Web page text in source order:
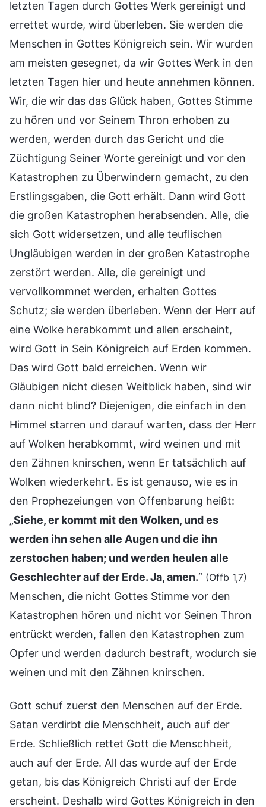
letzten Tagen durch Gottes Werk gereinigt und
errettet wurde, wird überleben. Sie werden die
Menschen in Gottes Königreich sein. Wir wurden
am meisten gesegnet, da wir Gottes Werk in den
letzten Tagen hier und heute annehmen können.
Wir, die wir das das Glück haben, Gottes Stimme
zu hören und vor Seinem Thron erhoben zu
werden, werden durch das Gericht und die
Züchtigung Seiner Worte gereinigt und vor den
Katastrophen zu Überwindern gemacht, zu den
Erstlingsgaben, die Gott erhält. Dann wird Gott
die großen Katastrophen herabsenden. Alle, die
sich Gott widersetzen, und alle teuflischen
Ungläubigen werden in der großen Katastrophe
zerstört werden. Alle, die gereinigt und
vervollkommnet werden, erhalten Gottes
Schutz; sie werden überleben. Wenn der Herr auf
eine Wolke herabkommt und allen erscheint,
wird Gott in Sein Königreich auf Erden kommen.
Das wird Gott bald erreichen. Wenn wir
Gläubigen nicht diesen Weitblick haben, sind wir
dann nicht blind? Diejenigen, die einfach in den
Himmel starren und darauf warten, dass der Herr
auf Wolken herabkommt, wird weinen und mit
den Zähnen knirschen, wenn Er tatsächlich auf
Wolken wiederkehrt. Es ist genauso, wie es in
den Prophezeiungen von Offenbarung heißt:
„Siehe, er kommt mit den Wolken, und es
werden ihn sehen alle Augen und die ihn
zerstochen haben; und werden heulen alle
Geschlechter auf der Erde. Ja, amen.“ (Offb 1,7)
Menschen, die nicht Gottes Stimme vor den
Katastrophen hören und nicht vor Seinen Thron
entrückt werden, fallen den Katastrophen zum
Opfer und werden dadurch bestraft, wodurch sie
weinen und mit den Zähnen knirschen.
Gott schuf zuerst den Menschen auf der Erde.
Satan verdirbt die Menschheit, auch auf der
Erde. Schließlich rettet Gott die Menschheit,
auch auf der Erde. All das wurde auf der Erde
getan, bis das Königreich Christi auf der Erde
erscheint. Deshalb wird Gottes Königreich in den